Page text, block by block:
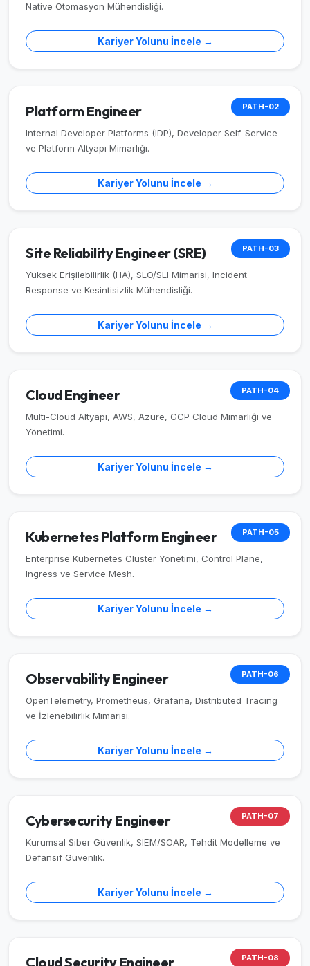
Native Otomasyon Mühendisliği.
Kariyer Yolunu İncele →
PATH-02
Platform Engineer
Internal Developer Platforms (IDP), Developer Self-Service
ve Platform Altyapı Mimarlığı.
Kariyer Yolunu İncele →
PATH-03
Site Reliability Engineer (SRE)
Yüksek Erişilebilirlik (HA), SLO/SLI Mimarisi, Incident
Response ve Kesintisizlik Mühendisliği.
Kariyer Yolunu İncele →
PATH-04
Cloud Engineer
Multi-Cloud Altyapı, AWS, Azure, GCP Cloud Mimarlığı ve
Yönetimi.
Kariyer Yolunu İncele →
PATH-05
Kubernetes Platform Engineer
Enterprise Kubernetes Cluster Yönetimi, Control Plane,
Ingress ve Service Mesh.
Kariyer Yolunu İncele →
PATH-06
Observability Engineer
OpenTelemetry, Prometheus, Grafana, Distributed Tracing
ve İzlenebilirlik Mimarisi.
Kariyer Yolunu İncele →
PATH-07
Cybersecurity Engineer
Kurumsal Siber Güvenlik, SIEM/SOAR, Tehdit Modelleme ve
Defansif Güvenlik.
Kariyer Yolunu İncele →
PATH-08
Cloud Security Engineer